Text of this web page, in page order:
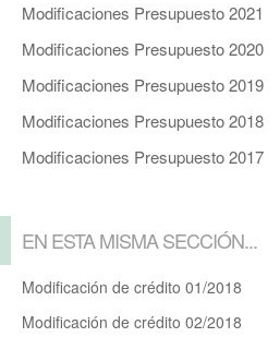
Modificaciones Presupuesto 2021
Modificaciones Presupuesto 2020
Modificaciones Presupuesto 2019
Modificaciones Presupuesto 2018
Modificaciones Presupuesto 2017
EN ESTA MISMA SECCIÓN...
Modificación de crédito 01/2018
Modificación de crédito 02/2018